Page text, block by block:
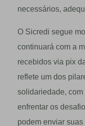
necessários,
O Sicredi segue
continuará com a
recebidos via pix
reflete um dos
solidariedade,
enfrentar os
podem enviar